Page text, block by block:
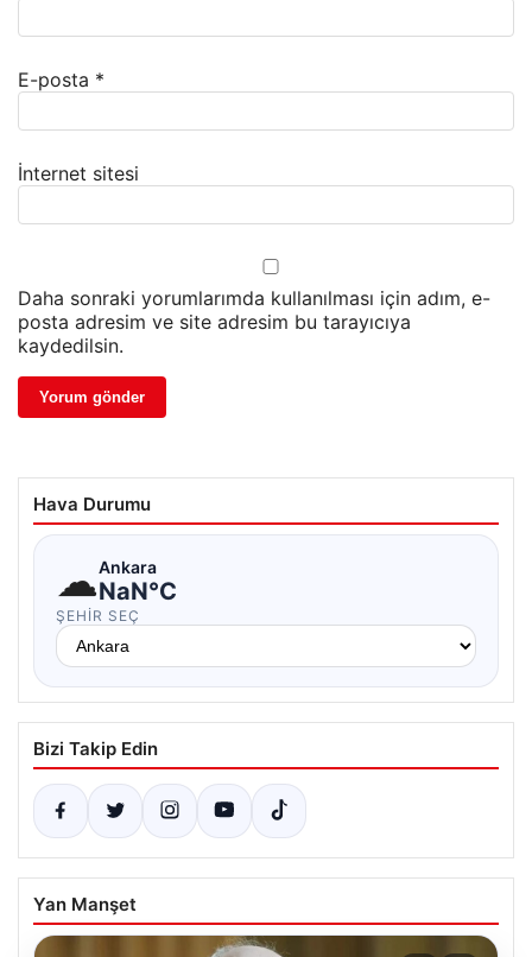
E-posta *
İnternet sitesi
Daha sonraki yorumlarımda kullanılması için adım, e-
posta adresim ve site adresim bu tarayıcıya
kaydedilsin.
Hava Durumu
☁Ankara
NaN°C
ŞEHIR SEÇ
Bizi Takip Edin
Yan Manşet